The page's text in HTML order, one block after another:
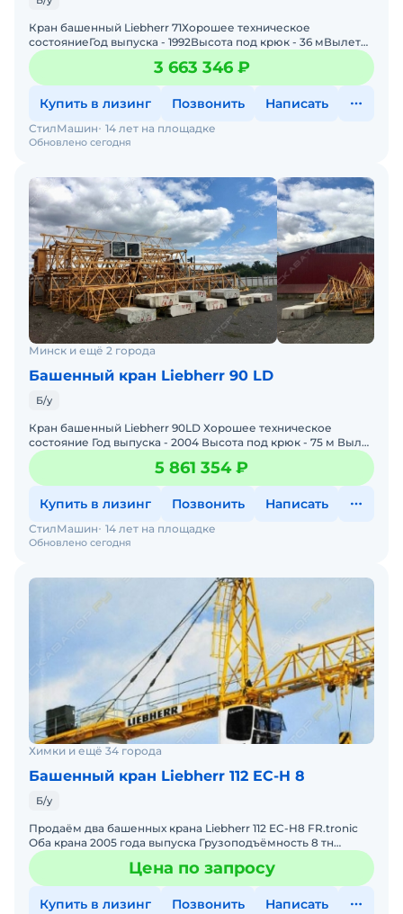
Кран башенный Liebherr 71Хорошее техническое
состояниеГод выпуска - 1992Высота под крюк - 36 мВылет
стрелы 45 мГрузоподьемность - 5 000 кг В комплекте -
ходовы
3 663 346 ₽
Купить в лизинг Позвонить Написать
Обновлено сегодня
СтилМашин 14 лет на площадке
Минск и ещё 2 города
Башенный кран Liebherr 90 LD
Б/у
Кран башенный Liebherr 90LD Хорошее техническое
состояние Год выпуска - 2004 Высота под крюк - 75 м Вылет
стрелы 50 м Грузоподьемность - 6 000 кг Цена без
5 861 354 ₽
Купить в лизинг Позвонить Написать
Обновлено сегодня
СтилМашин 14 лет на площадке
Химки и ещё 34 города
Башенный кран Liebherr 112 EC-H 8
Б/у
Продаём два башенных крана Liebherr 112 EC-H8 FR.tronic
Оба крана 2005 года выпуска Грузоподъёмность 8 тн
Высота под крюком 47 м Длина стрелы 55 м В хороше
Цена по запросу
Купить в лизинг Позвонить Написать